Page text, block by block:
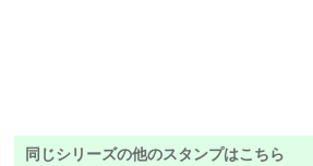
同じシリーズの他のスタンプはこちら